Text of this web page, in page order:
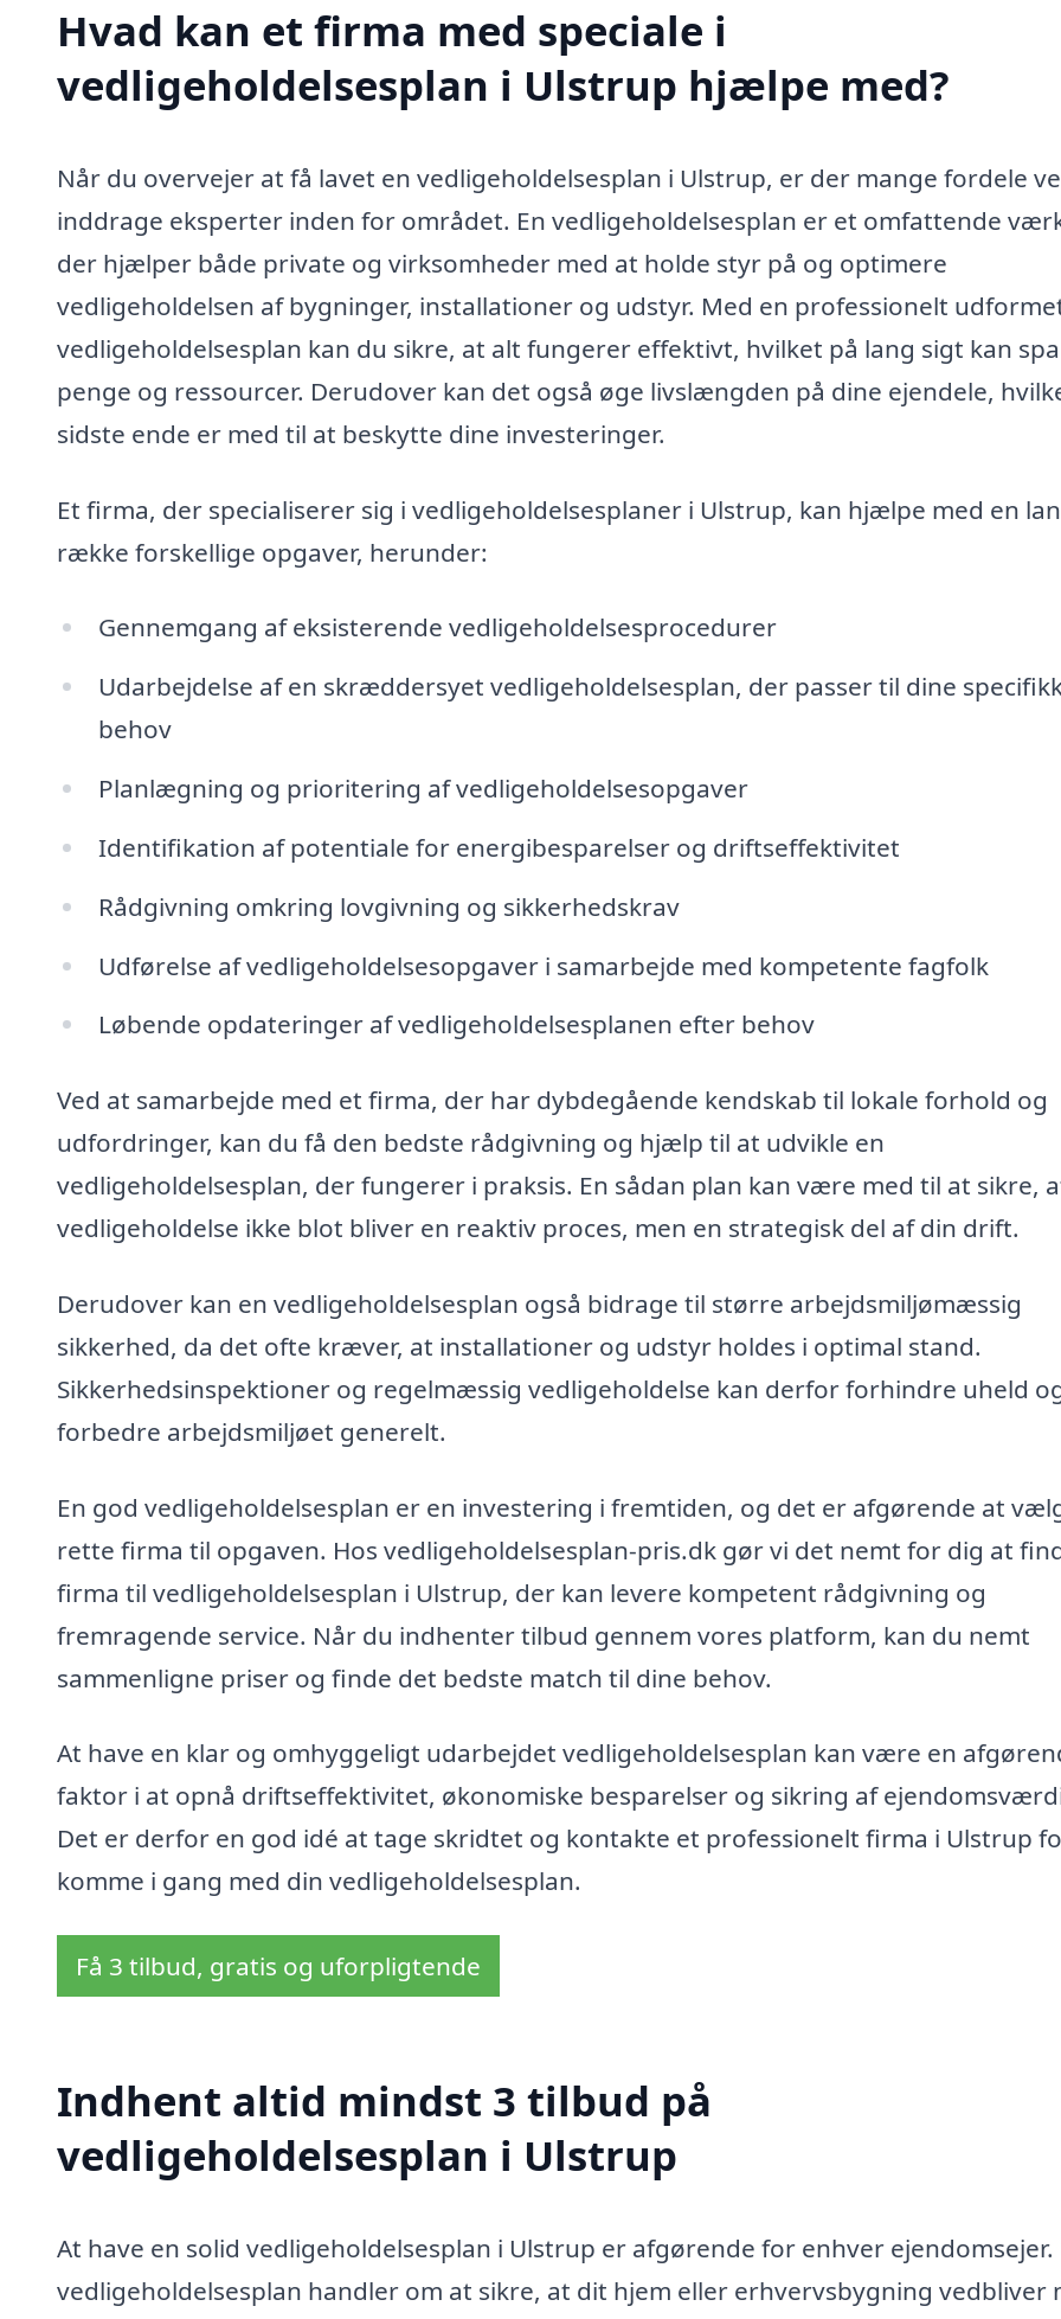
Hvad kan et firma med speciale i
vedligeholdelsesplan i Ulstrup hjælpe med?
Når du overvejer at få lavet en vedligeholdelsesplan i Ulstrup, er der mange fordele
inddrage eksperter inden for området. En vedligeholdelsesplan er et omfattende
der hjælper både private og virksomheder med at holde styr på og optimere
vedligeholdelsen af bygninger, installationer og udstyr. Med en professionelt
vedligeholdelsesplan kan du sikre, at alt fungerer effektivt, hvilket på lang sigt kan
penge og ressourcer. Derudover kan det også øge livslængden på dine ejendele,
sidste ende er med til at beskytte dine investeringer.
Et firma, der specialiserer sig i vedligeholdelsesplaner i Ulstrup, kan hjælpe med en
række forskellige opgaver, herunder:
Gennemgang af eksisterende vedligeholdelsesprocedurer
Udarbejdelse af en skræddersyet vedligeholdelsesplan, der passer til dine
behov
Planlægning og prioritering af vedligeholdelsesopgaver
Identifikation af potentiale for energibesparelser og driftseffektivitet
Rådgivning omkring lovgivning og sikkerhedskrav
Udførelse af vedligeholdelsesopgaver i samarbejde med kompetente fagfolk
Løbende opdateringer af vedligeholdelsesplanen efter behov
Ved at samarbejde med et firma, der har dybdegående kendskab til lokale forhold og
udfordringer, kan du få den bedste rådgivning og hjælp til at udvikle en
vedligeholdelsesplan, der fungerer i praksis. En sådan plan kan være med til at sikre,
vedligeholdelse ikke blot bliver en reaktiv proces, men en strategisk del af din drift.
Derudover kan en vedligeholdelsesplan også bidrage til større arbejdsmiljømæssig
sikkerhed, da det ofte kræver, at installationer og udstyr holdes i optimal stand.
Sikkerhedsinspektioner og regelmæssig vedligeholdelse kan derfor forhindre uheld
forbedre arbejdsmiljøet generelt.
En god vedligeholdelsesplan er en investering i fremtiden, og det er afgørende at
rette firma til opgaven. Hos vedligeholdelsesplan-pris.dk gør vi det nemt for dig at
firma til vedligeholdelsesplan i Ulstrup, der kan levere kompetent rådgivning og
fremragende service. Når du indhenter tilbud gennem vores platform, kan du nemt
sammenligne priser og finde det bedste match til dine behov.
At have en klar og omhyggeligt udarbejdet vedligeholdelsesplan kan være en
faktor i at opnå driftseffektivitet, økonomiske besparelser og sikring af
Det er derfor en god idé at tage skridtet og kontakte et professionelt firma i Ulstrup
komme i gang med din vedligeholdelsesplan.
Få 3 tilbud, gratis og uforpligtende
Indhent altid mindst 3 tilbud på
vedligeholdelsesplan i Ulstrup
At have en solid vedligeholdelsesplan i Ulstrup er afgørende for enhver ejendomsejer.
vedligeholdelsesplan handler om at sikre, at dit hjem eller erhvervsbygning vedbliver